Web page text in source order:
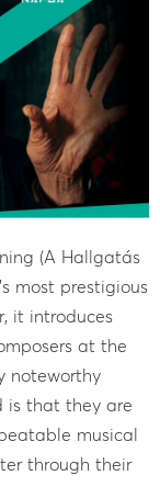
(A Hallgatás
most prestigious
it introduces
at the
noteworthy
is that they are
musical
through their